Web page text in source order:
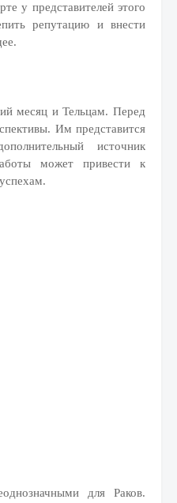
у представителей этого
репутацию и внести
месяц и Тельцам. Перед
Им представится
источник
может привести к
для Раков.